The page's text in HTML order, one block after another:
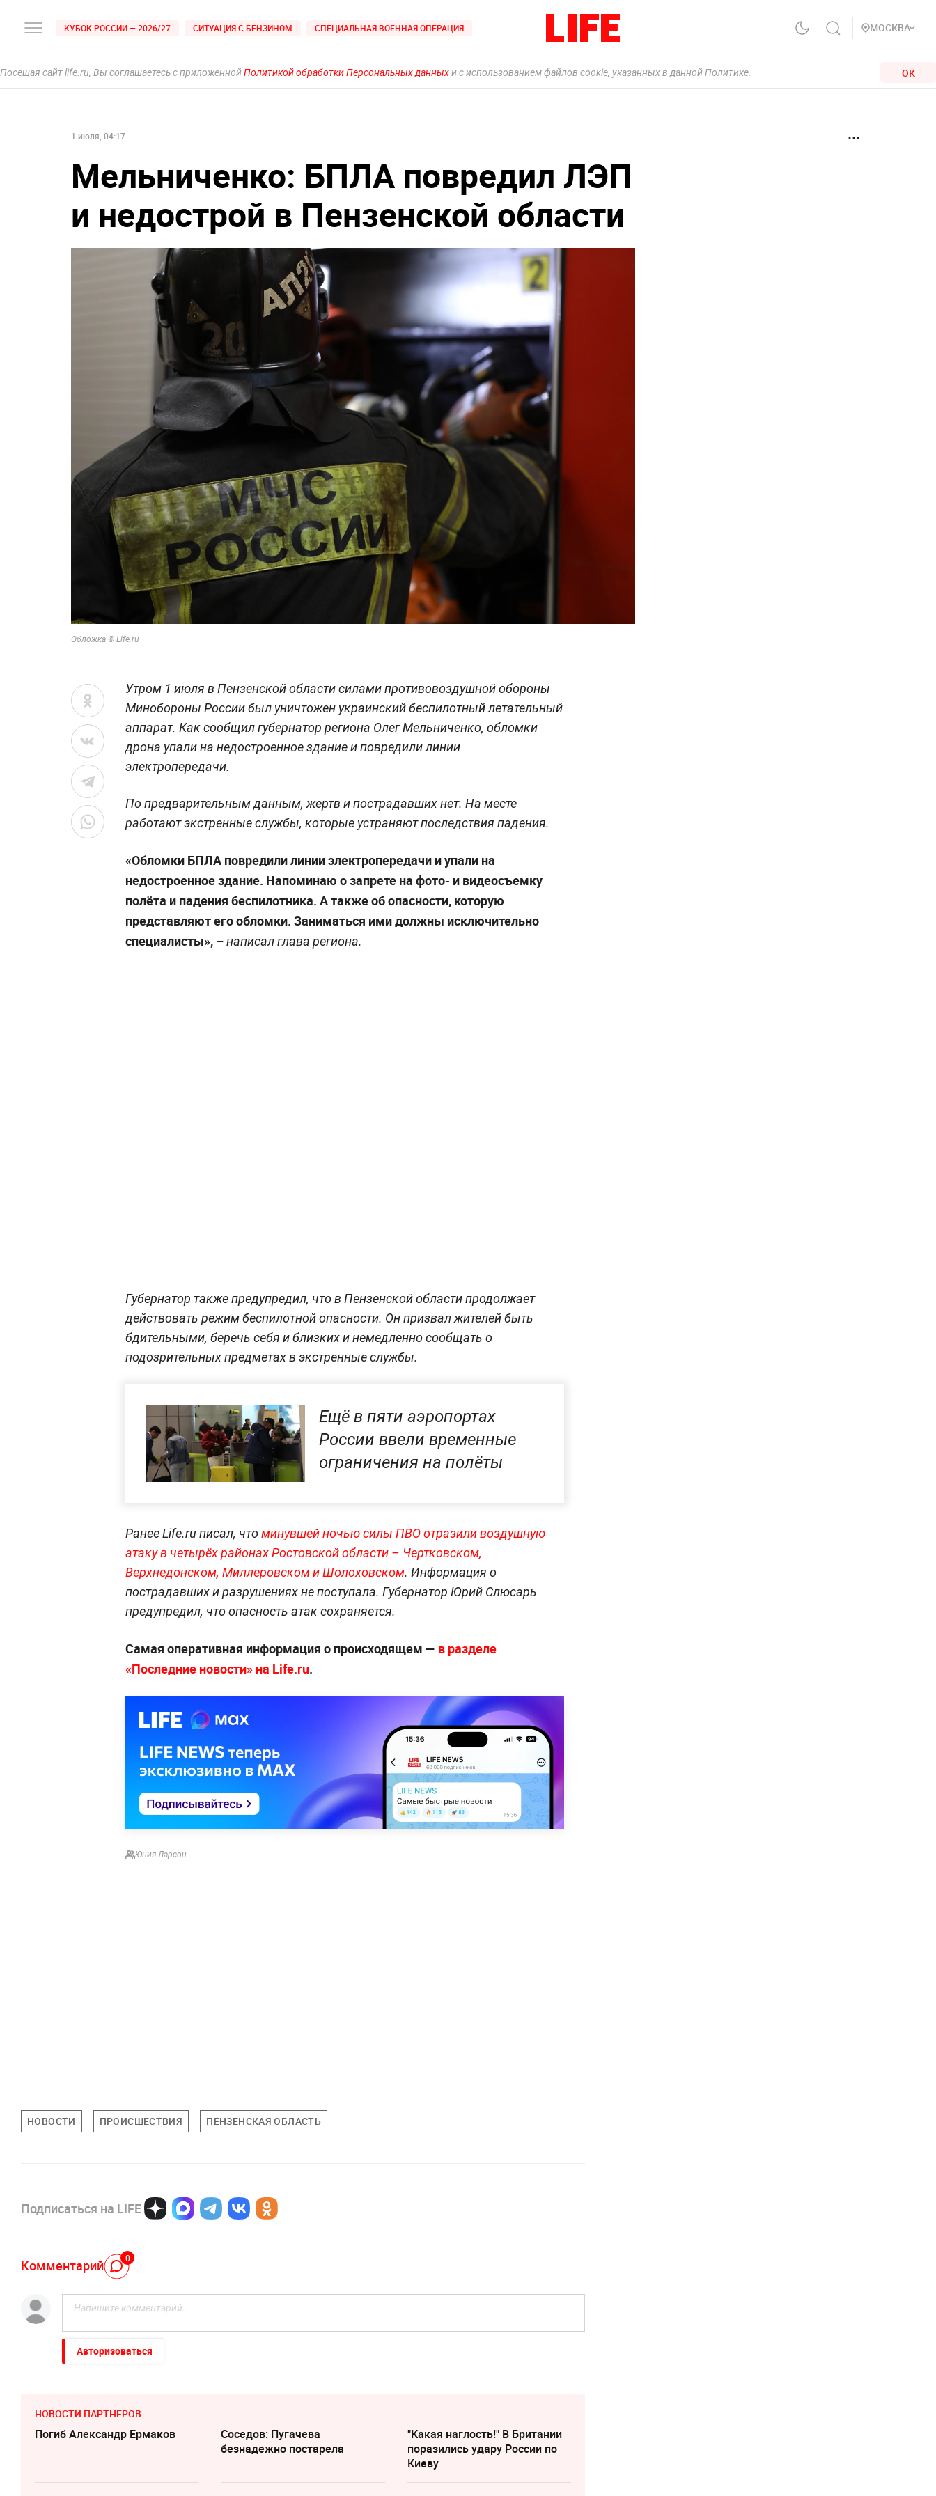
КУБОК РОССИИ — 2026/27 СИТУАЦИЯ С БЕНЗИНОМ СПЕЦИАЛЬНАЯ ВОЕННАЯ ОПЕРАЦИЯ МОСКВА
Посещая сайт life.ru, Вы соглашаетесь с приложеннойПолитикой обработки Персональных данныхи с использованием файлов cookie, указанных в данной Политике. ОК
1 июля, 04:17
Мельниченко: БПЛА повредил ЛЭП
и недострой в Пензенской области
Обложка © Life.ru
Утром 1 июля в Пензенской области силами противовоздушной обороны
Минобороны России был уничтожен украинский беспилотный летательный
аппарат. Как сообщил губернатор региона Олег Мельниченко, обломки
дрона упали на недостроенное здание и повредили линии
электропередачи.
По предварительным данным, жертв и пострадавших нет. На месте
работают экстренные службы, которые устраняют последствия падения.
«Обломки БПЛА повредили линии электропередачи и упали на
недостроенное здание. Напоминаю о запрете на фото- и видеосъемку
полёта и падения беспилотника. А также об опасности, которую
представляют его обломки. Заниматься ими должны исключительно
специалисты», –написал глава региона.
Губернатор также предупредил, что в Пензенской области продолжает
действовать режим беспилотной опасности. Он призвал жителей быть
бдительными, беречь себя и близких и немедленно сообщать о
подозрительных предметах в экстренные службы.
Ещё в пяти аэропортах
России ввели временные
ограничения на полёты
Ранее Life.ru писал, чтоминувшей ночью силы ПВО отразили воздушную
атаку в четырёх районах Ростовской области – Чертковском,
Верхнедонском, Миллеровском и Шолоховском. Информация о
пострадавших и разрушениях не поступала. Губернатор Юрий Слюсарь
предупредил, что опасность атак сохраняется.
Самая оперативная информация о происходящем — в разделе
«Последние новости» на Life.ru.
Юния Ларсон
НОВОСТИ ПРОИСШЕСТВИЯ ПЕНЗЕНСКАЯ ОБЛАСТЬ
Подписаться на LIFE
Комментарий 0
Авторизоваться
НОВОСТИ ПАРТНЕРОВ
Погиб Александр Ермаков
Соседов: Пугачева
безнадежно постарела
"Какая наглость!" В Британии
поразились удару России по
Киеву